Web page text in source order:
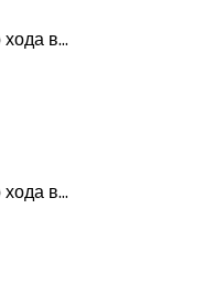
в...
в...